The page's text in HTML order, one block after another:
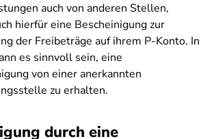
auch von anderen Stellen,
hierfür eine Bescheinigung zur
der Freibeträge auf ihrem P-Konto. In
es sinnvoll sein, eine
von einer anerkannten
zu erhalten.
durch eine